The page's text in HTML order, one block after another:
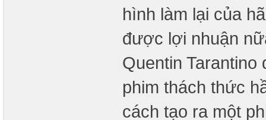
hình làm lại của
được lợi nhuận
Quentin
phim thách thức
cách tạo ra một